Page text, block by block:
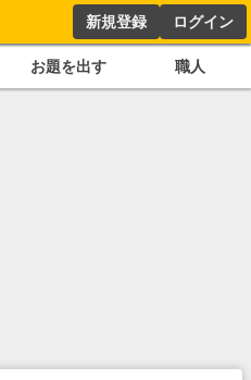
新規登録 ログイン
お題を出す 職人